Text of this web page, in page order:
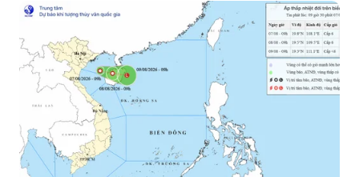
biển.